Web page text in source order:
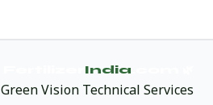
India
Green Vision Technical Services